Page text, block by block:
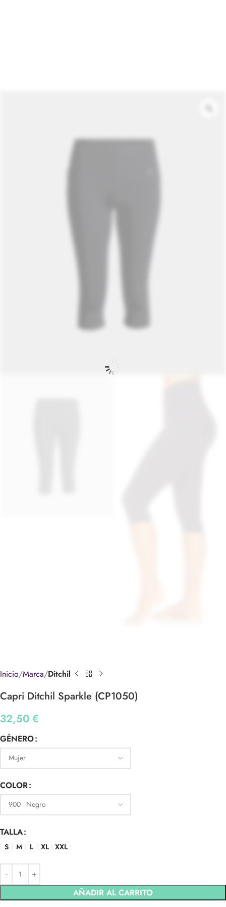
Inicio Marca Ditchil
Capri Ditchil Sparkle (CP1050)
32,50 €
GÉNERO
COLOR
TALLA
S M L XL XXL
AÑADIR AL CARRITO